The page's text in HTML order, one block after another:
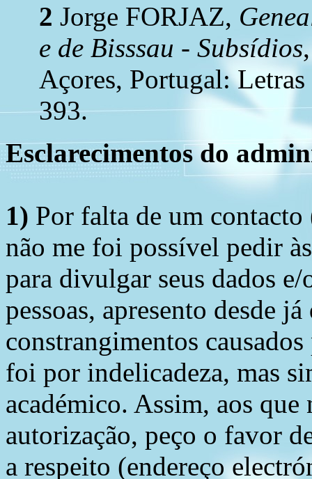
2 Jorge FORJAZ,
e de Bisssau - Subsídios
Açores, Portugal:
393.
Esclarecimentos do
1) Por falta de um
não me foi possível pedir
para divulgar seus dados
pessoas, apresento desde
constrangimentos
foi por indelicadeza, mas
académico. Assim, aos
autorização, peço o favor
a respeito (endereço